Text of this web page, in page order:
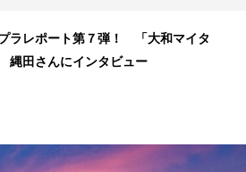
ラレポート第７弾！ 「大和マイタ
田さんにインタビュー